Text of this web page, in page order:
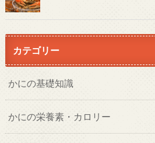
カテゴリー
かにの基礎知識
かにの栄養素・カロリー